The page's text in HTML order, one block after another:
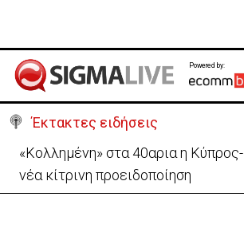
Powered by:
Έκτακτες ειδήσεις
Ο Τραμπ υπόσχεται ξανά ότι «ο
θα τελειώσει σύντομα»